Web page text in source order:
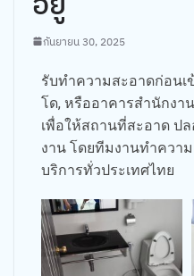
กันยายน 30, 2025
รับทำความสะอาดก่อน
โด, หรืออาคารสำนักง
เพื่อให้สถานที่สะอาด ป
งาน โดยทีมงานทำควา
บริการทั่วประเทศไทย